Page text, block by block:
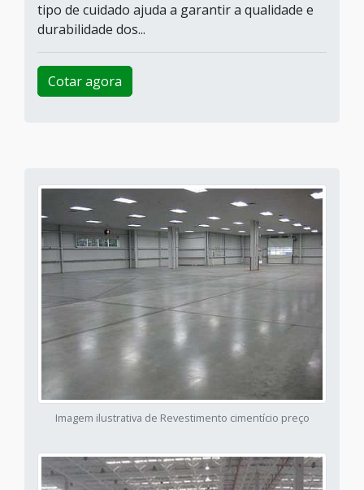
tipo de cuidado ajuda a garantir a qualidade e
durabilidade dos...
Cotar agora
Imagem ilustrativa de Revestimento cimentício preço